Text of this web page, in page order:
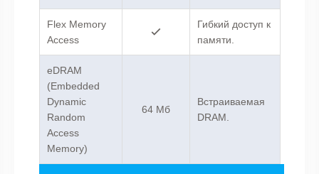
Flex Memory
Access
Гибкий доступ к
памяти.
eDRAM
(Embedded
Dynamic
Random
Access
Memory)
64 Мб
Встраиваемая
DRAM.